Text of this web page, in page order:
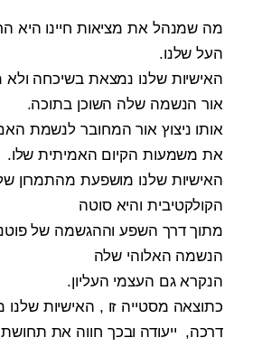
מה שמנהל את מציאות חיינו היא
העל שלנו.
האישיות שלנו נמצאת בשיכחה ולא
אור הנשמה שלה השוכן בתוכה.
אותו ניצוץ אור המחובר לנשמת
את משמעות הקיום האמיתית שלו.
האישיות שלנו מושפעת מהתמרון
הקולקטיבית והיא סוטה
מתוך דרך השפע וההגשמה של
הנשמה האלוהי שלה
הנקרא גם העצמי העליון.
כתוצאה מסטייה זו , האישיות
דרכה, ייעודה ובכך חווה את תחושת